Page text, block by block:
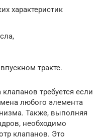
характеристик
тракте.
требуется если
любого элемента
Также, выполняя
необходимо
клапанов. Это